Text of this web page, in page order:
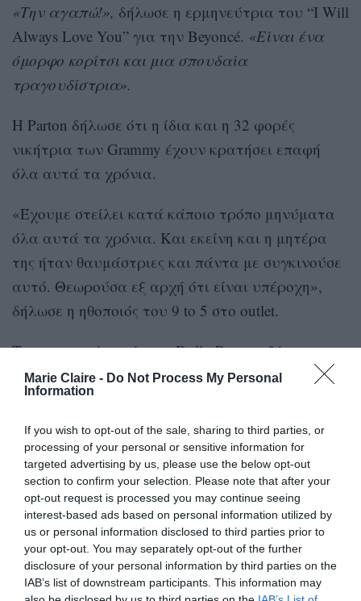
Marie Claire - Do Not Process My Personal
Information
If you wish to opt-out of the sale, sharing to third parties, or
processing of your personal or sensitive information for
targeted advertising by us, please use the below opt-out
section to confirm your selection. Please note that after your
opt-out request is processed you may continue seeing
interest-based ads based on personal information utilized by
us or personal information disclosed to third parties prior to
your opt-out. You may separately opt-out of the further
disclosure of your personal information by third parties on the
IAB’s list of downstream participants. This information may
«Την αγαπώ!», δήλωσε η ερμηνεύτρια του “I Will
Always Love You” για την Beyoncé. «Είναι ένα
όμορφο κορίτσι και μια σπουδαία
τραγουδίστρια».
Η Parton δήλωσε ότι η ίδια και η 32 φορές
νικήτρια των Grammy έχουν κρατήσει επαφή
όλα αυτά τα χρόνια.
«Έχουμε στείλει κατά κάποιο τρόπο μηνύματα
όλα αυτά τα χρόνια. Και εκείνη και η μητέρα
της ήταν θαυμάστριες και πάντα με συγκινούσε
αυτό. Θεωρούσα εξ αρχή ότι είναι υπέροχη»,
δήλωσε η ηθοποιός του 9 to 5 στο outlet.
Τον περασμένο μήνα, η Dolly Parton εξήρε την
Beyoncé αφού το single της “Texas Hold ‘Em” – το
οποίο έκανε πρεμιέρα κατά τη διάρκεια του
Super Bowl 2024 – έκανε ντεμπούτο στην
κορυφή του Hot Country chart. Έγραψε επίσης
ιστορία όταν έγινε η πρώτη μαύρη γυναίκα που
έφτασε ποτέ στο Νο. 1 του country chart χάρη στο
“Texas Hold ‘Em”.